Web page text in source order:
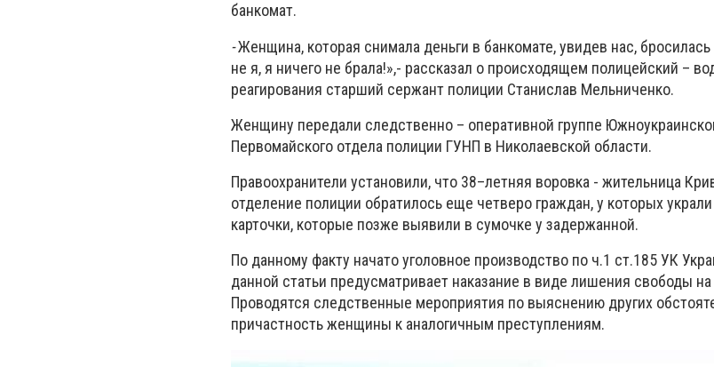
банкомат.
-Женщина, которая снимала деньги в банкомате, увидев нас,
не я, я ничего не брала!»,- рассказал о происходящем полицейский –
реагирования старший сержант полиции Станислав Мельниченко.
Женщину передали следственно – оперативной группе
Первомайского отдела полиции ГУНП в Николаевской области.
Правоохранители установили, что 38–летняя воровка - жительница
отделение полиции обратилось еще четверо граждан, у которых
карточки, которые позже выявили в сумочке у задержанной.
По данному факту начато уголовное производство по ч.1 ст.185 УК
данной статьи предусматривает наказание в виде лишения свободы
Проводятся следственные мероприятия по выяснению других
причастность женщины к аналогичным преступлениям.